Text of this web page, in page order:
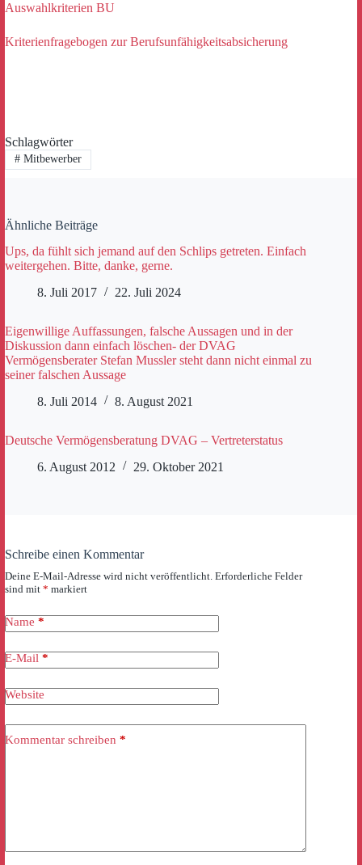
Auswahlkriterien BU
Kriterienfragebogen zur Berufsunfähigkeitsabsicherung
Schlagwörter
#Mitbewerber
Ähnliche Beiträge
Ups, da fühlt sich jemand auf den Schlips getreten. Einfach
weitergehen. Bitte, danke, gerne.
8. Juli 2017
22. Juli 2024
Eigenwillige Auffassungen, falsche Aussagen und in der
Diskussion dann einfach löschen- der DVAG
Vermögensberater Stefan Mussler steht dann nicht einmal zu
seiner falschen Aussage
8. Juli 2014
8. August 2021
Deutsche Vermögensberatung DVAG – Vertreterstatus
6. August 2012
29. Oktober 2021
Schreibe einen Kommentar
Deine E-Mail-Adresse wird nicht veröffentlicht. Erforderliche Felder
sind mit * markiert
Name *
E-Mail *
Website
Kommentar schreiben *